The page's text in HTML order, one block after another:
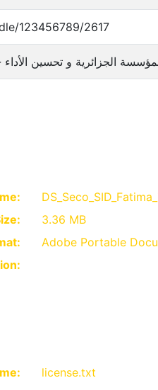
123456789/2617
الجزائرية و تحسين
3.36 MB
Adobe Portable
license.txt